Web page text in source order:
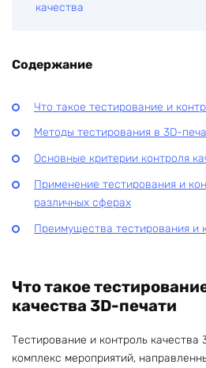
качества
Содержание
Что такое тестирование и
Методы тестирования в 3D-
Основные критерии контроля
Применение тестирования и
различных сферах
Преимущества тестирования и
Что такое
качества 3D-печати
Тестирование и контроль качества
комплекс мероприятий,